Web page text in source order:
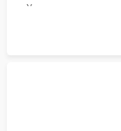
Установка новых
микрофибры,